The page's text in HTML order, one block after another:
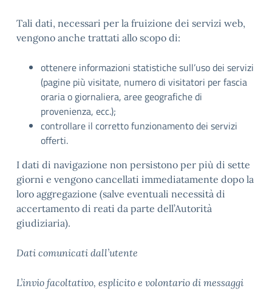
Tali dati, necessari per la fruizione dei servizi web,
vengono anche trattati allo scopo di:
ottenere informazioni statistiche sull’uso dei servizi
(pagine più visitate, numero di visitatori per fascia
oraria o giornaliera, aree geografiche di
provenienza, ecc.);
controllare il corretto funzionamento dei servizi
offerti.
I dati di navigazione non persistono per più di sette
giorni e vengono cancellati immediatamente dopo la
loro aggregazione (salve eventuali necessità di
accertamento di reati da parte dell’Autorità
giudiziaria).
Dati comunicati dall’utente
L’invio facoltativo, esplicito e volontario di messaggi